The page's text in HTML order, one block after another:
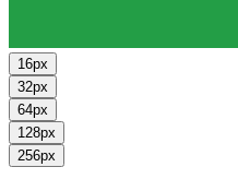
16px
32px
64px
128px
256px